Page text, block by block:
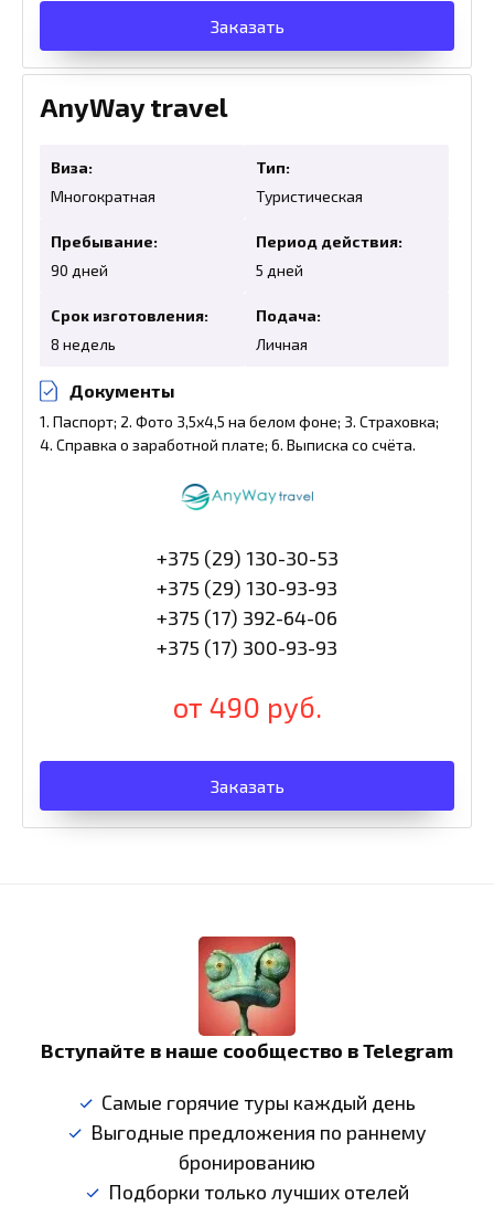
Заказать
AnyWay travel
Виза:
Многократная
Тип:
Туристическая
Пребывание:
90 дней
Период действия:
5 дней
Срок изготовления:
8 недель
Подача:
Личная
Документы
1. Паспорт; 2. Фото 3,5х4,5 на белом фоне; 3. Страховка;
4. Справка о заработной плате; 6. Выписка со счёта.
+375 (29) 130-30-53
+375 (29) 130-93-93
+375 (17) 392-64-06
+375 (17) 300-93-93
от 490 руб.
Заказать
Вступайте в наше сообщество в Telegram
Самые горячие туры каждый день
Выгодные предложения по раннему
бронированию
Подборки только лучших отелей